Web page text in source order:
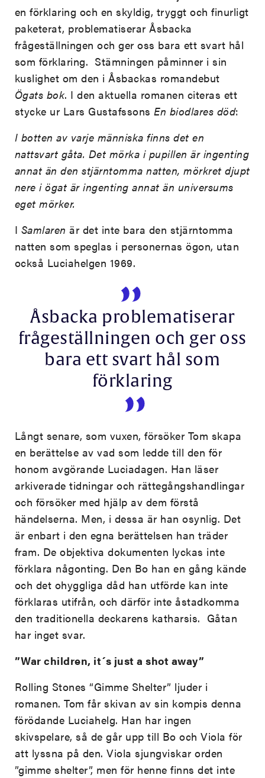
en förklaring och en skyldig, tryggt och finurligt
paketerat, problematiserar Åsbacka
frågeställningen och ger oss bara ett svart hål
som förklaring. Stämningen påminner i sin
kuslighet om den i Åsbackas romandebut
Ögats bok. I den aktuella romanen citeras ett
stycke ur Lars GustafssonsEn biodlares död:
I botten av varje människa finns det en
nattsvart gåta. Det mörka i pupillen är ingenting
annat än den stjärntomma natten, mörkret djupt
nere i ögat är ingenting annat än universums
eget mörker.
I Samlaren är det inte bara den stjärntomma
natten som speglas i personernas ögon, utan
också Luciahelgen 1969.
Åsbacka problematiserar
frågeställningen och ger oss
bara ett svart hål som
förklaring
Långt senare, som vuxen, försöker Tom skapa
en berättelse av vad som ledde till den för
honom avgörande Luciadagen. Han läser
arkiverade tidningar och rättegångshandlingar
och försöker med hjälp av dem förstå
händelserna. Men, i dessa är han osynlig. Det
är enbart i den egna berättelsen han träder
fram. De objektiva dokumenten lyckas inte
förklara någonting. Den Bo han en gång kände
och det ohyggliga dåd han utförde kan inte
förklaras utifrån, och därför inte åstadkomma
den traditionella deckarens katharsis. Gåtan
har inget svar.
”War children, it´s just a shot away”
Rolling Stones “Gimme Shelter” ljuder i
romanen. Tom får skivan av sin kompis denna
förödande Luciahelg. Han har ingen
skivspelare, så de går upp till Bo och Viola för
att lyssna på den. Viola sjungviskar orden
”gimme shelter”, men för henne finns det inte